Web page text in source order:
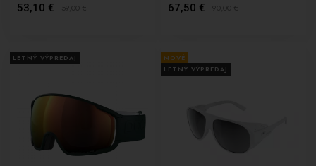
53,10 € 59,00€ 67,50 € 90,00€
LETNÝ VÝPREDAJ
NOVÉ
LETNÝ VÝPREDAJ